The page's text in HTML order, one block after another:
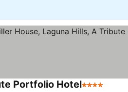
Portfolio Hotel4 Estrelas